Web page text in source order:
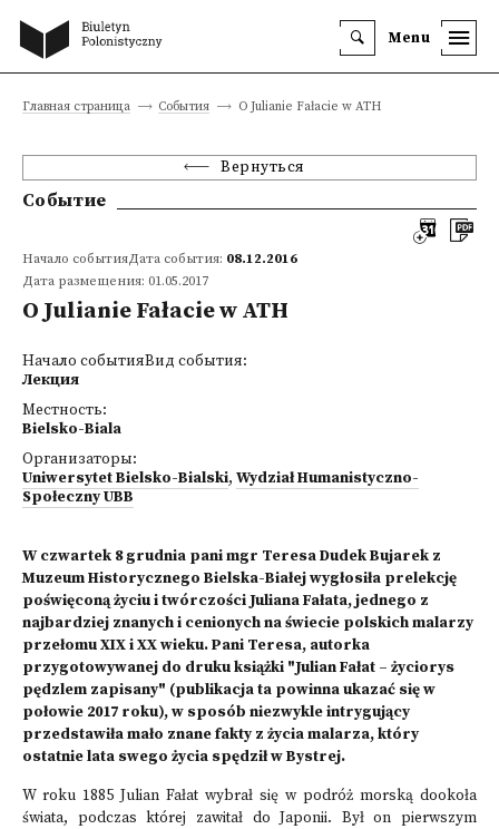
Menu
Главная страница События O Julianie Fałacie w ATH
Вернуться
Событие
Начало событияДата события: 08.12.2016
Дата размещения: 01.05.2017
O Julianie Fałacie w ATH
Начало событияВид события:
Лекция
Местность:
Bielsko-Biala
Организаторы:
Uniwersytet Bielsko-Bialski, Wydział Humanistyczno-
Społeczny UBB
W czwartek 8 grudnia pani mgr Teresa Dudek Bujarek z
Muzeum Historycznego Bielska-Białej wygłosiła prelekcję
poświęconą życiu i twórczości Juliana Fałata, jednego z
najbardziej znanych i cenionych na świecie polskich malarzy
przełomu XIX i XX wieku. Pani Teresa, autorka
przygotowywanej do druku książki "Julian Fałat – życiorys
pędzlem zapisany" (publikacja ta powinna ukazać się w
połowie 2017 roku), w sposób niezwykle intrygujący
przedstawiła mało znane fakty z życia malarza, który
ostatnie lata swego życia spędził w Bystrej.
W roku 1885 Julian Fałat wybrał się w podróż morską dookoła
świata, podczas której zawitał do Japonii. Był on pierwszym